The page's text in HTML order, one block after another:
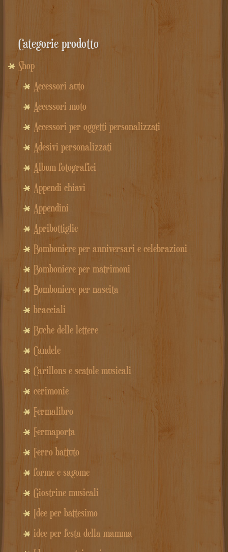
Categorie prodotto
Shop
Accessori auto
Accessori moto
Accessori per oggetti personalizzati
Adesivi personalizzati
Album fotografici
Appendi chiavi
Appendini
Apribottiglie
Bomboniere per anniversari e celebrazioni
Bomboniere per matrimoni
Bomboniere per nascita
bracciali
Buche delle lettere
Candele
Carillons e scatole musicali
cerimonie
Fermalibro
Fermaporta
Ferro battuto
forme e sagome
Giostrine musicali
Idee per battesimo
idee per festa della mamma